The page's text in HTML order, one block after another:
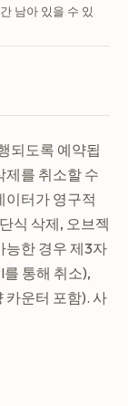
남아 있을 수 있
되도록 예약됩
제를 취소할 수
이터가 영구적
식 삭제, 오브젝
능한 경우 제3자
통해 취소),
카운터 포함). 사